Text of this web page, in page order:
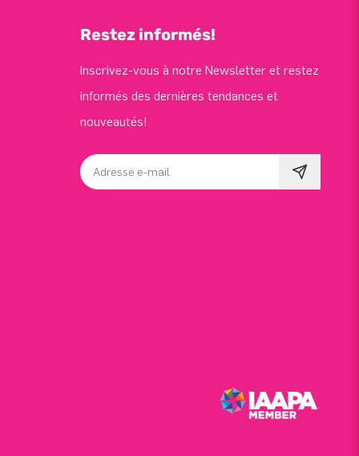
Restez informés!
Inscrivez-vous à notre Newsletter et restez
informés des dernières tendances et
nouveautés!
Adresse e-mail